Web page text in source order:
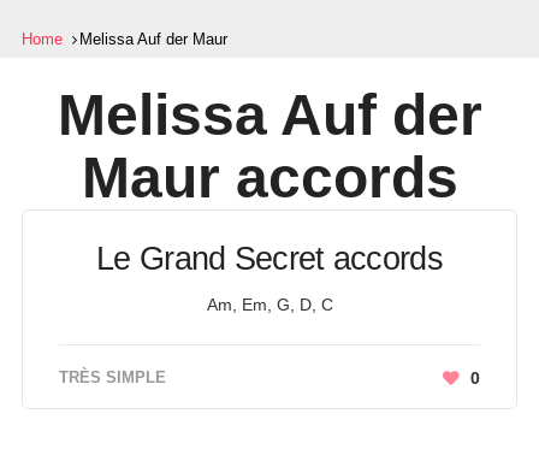
Home Melissa Auf der Maur
Melissa Auf der
Maur accords
Le Grand Secret accords
Am, Em, G, D, C
TRÈS SIMPLE 0